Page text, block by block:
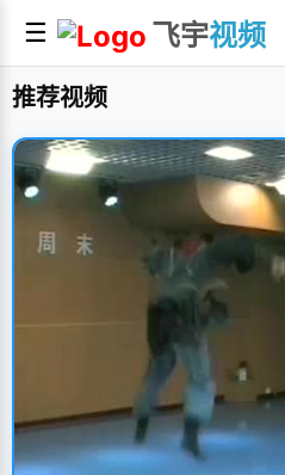
☰ 飞宇视频
推荐视频